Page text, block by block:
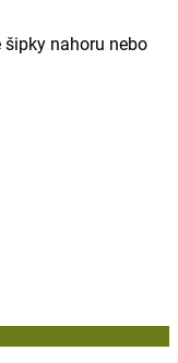
nahoru nebo